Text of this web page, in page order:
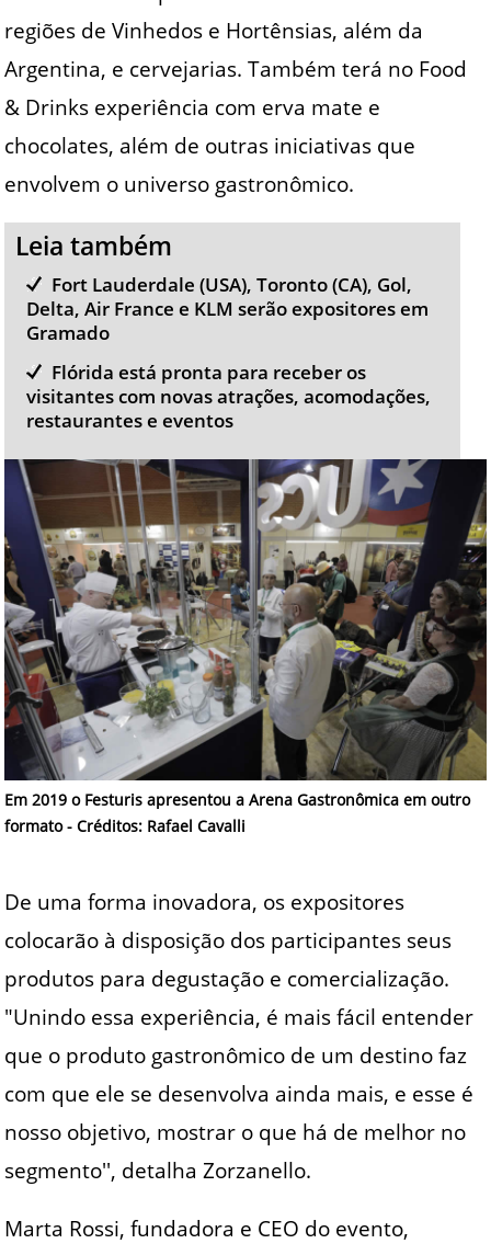
regiões de Vinhedos e Hortênsias, além da
Argentina, e cervejarias. Também terá no Food
& Drinks experiência com erva mate e
chocolates, além de outras iniciativas que
envolvem o universo gastronômico.
Leia também
Fort Lauderdale (USA), Toronto (CA), Gol,
Delta, Air France e KLM serão expositores em
Gramado
Flórida está pronta para receber os
visitantes com novas atrações, acomodações,
restaurantes e eventos
Em 2019 o Festuris apresentou a Arena Gastronômica em outro
formato - Créditos: Rafael Cavalli
De uma forma inovadora, os expositores
colocarão à disposição dos participantes seus
produtos para degustação e comercialização.
"Unindo essa experiência, é mais fácil entender
que o produto gastronômico de um destino faz
com que ele se desenvolva ainda mais, e esse é
nosso objetivo, mostrar o que há de melhor no
segmento'', detalha Zorzanello.
Marta Rossi, fundadora e CEO do evento,